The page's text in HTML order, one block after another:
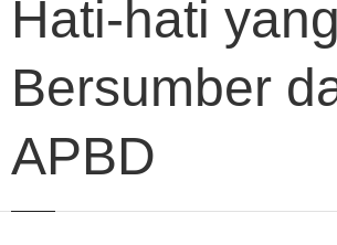
Hati-hati yang
Bersumber
APBD